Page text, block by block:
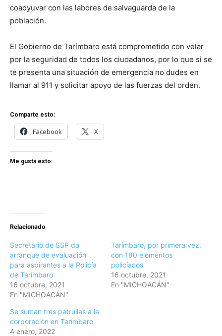
coadyuvar con las labores de salvaguarda de la
población.
El Gobierno de Tarímbaro está comprometido con velar
por la seguridad de todos los ciudadanos, por lo que si se
te presenta una situación de emergencia no dudes en
llamar al 911 y solicitar apoyo de las fuerzas del orden.
Comparte esto:
Facebook X
Me gusta esto:
Relacionado
Secretario de SSP da
arranque de evaluación
para aspirantes a la Policía
de Tarímbaro
16 octubre, 2021
En "MICHOACÁN"
Tarímbaro, por primera vez,
con 180 elementos
policíacos
16 octubre, 2021
En "MICHOACÁN"
Se suman tres patrullas a la
corporación en Tarímbaro
4 enero, 2022